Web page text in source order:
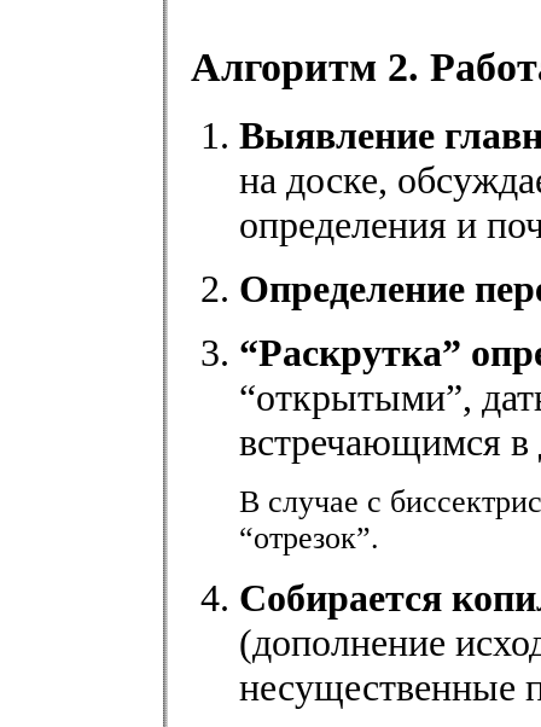
Алгоритм 2.
Выявление
на доске,
определения и
Определение
“Раскрутка”
“открытыми”,
встречающимся
В случае с
“отрезок”.
Собирается
(дополнение
несущественные